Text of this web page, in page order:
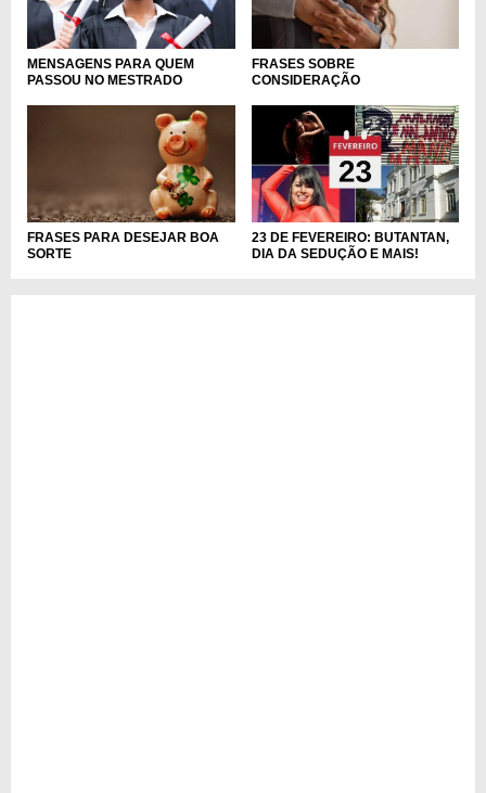
MENSAGENS PARA QUEM
PASSOU NO MESTRADO
FRASES SOBRE
CONSIDERAÇÃO
FRASES PARA DESEJAR BOA
SORTE
23 DE FEVEREIRO: BUTANTAN,
DIA DA SEDUÇÃO E MAIS!